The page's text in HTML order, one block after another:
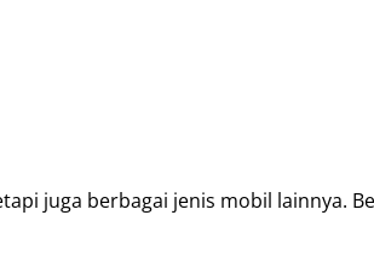
juga berbagai jenis mobil lainnya.